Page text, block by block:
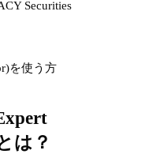
Securities
を使う方
は？